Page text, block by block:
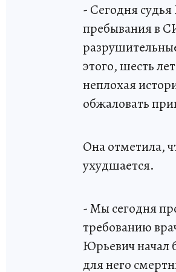
- Сегодня судья
пребывания в
этого, шесть
неплохая
обжаловать
Она отметила,
ухудшается.
- Мы сегодня
требованию
Юрьевич начал
для него